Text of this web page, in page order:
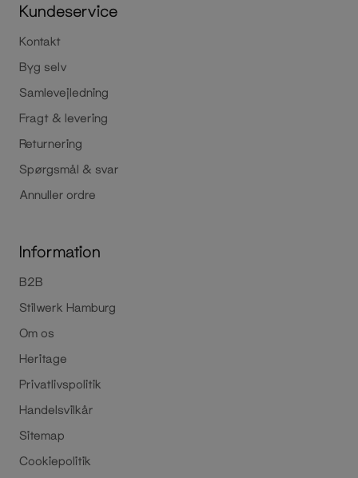
Kundeservice
Kontakt
Byg selv
Samlevejledning
Fragt & levering
Returnering
Spørgsmål & svar
Annuller ordre
Information
B2B
Stilwerk Hamburg
Om os
Heritage
Privatlivspolitik
Handelsvilkår
Sitemap
Cookiepolitik